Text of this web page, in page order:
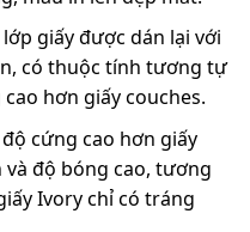
giấy được dán lại với
có thuộc tính tương tự
hơn giấy couches.
cứng cao hơn giấy
độ bóng cao, tương
Ivory chỉ có tráng